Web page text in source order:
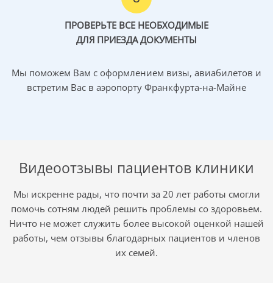
ПРОВЕРЬТЕ ВСЕ НЕОБХОДИМЫЕ
ДЛЯ ПРИЕЗДА ДОКУМЕНТЫ
Мы поможем Вам с оформлением визы, авиабилетов и
встретим Вас в аэропорту Франкфурта-на-Майне
Видеоотзывы пациентов клиники
Мы искренне рады, что почти за 20 лет работы смогли
помочь сотням людей решить проблемы со здоровьем.
Ничто не может служить более высокой оценкой нашей
работы, чем отзывы благодарных пациентов и членов
их семей.